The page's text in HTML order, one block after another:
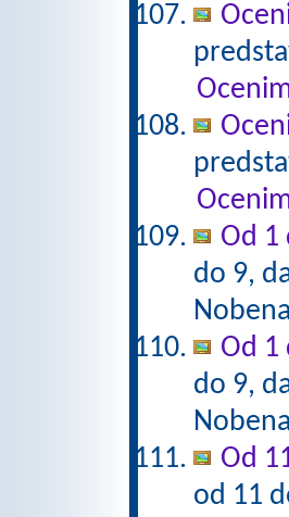
Od 1
do 9,
Od 1
do 9,
Od
od 11